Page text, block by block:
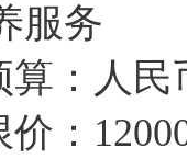
服务
：人民
：